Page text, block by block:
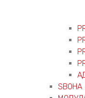
ЅВОНА